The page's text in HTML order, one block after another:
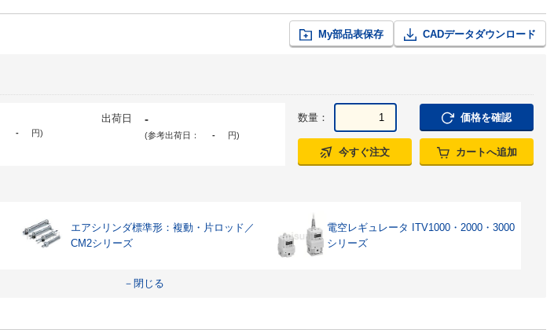
My部品表保存 CADデータダウンロード
- 円)
出荷日 -
(参考出荷日： - 円)
数量： 価格を確認
今すぐ注文 カートへ追加
エアシリンダ標準形：複動・片ロッド／
CM2シリーズ
電空レギュレータ ITV1000・2000・3000
シリーズ
－閉じる